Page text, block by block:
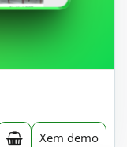
Xem demo